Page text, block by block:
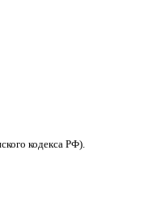
кодекса РФ).